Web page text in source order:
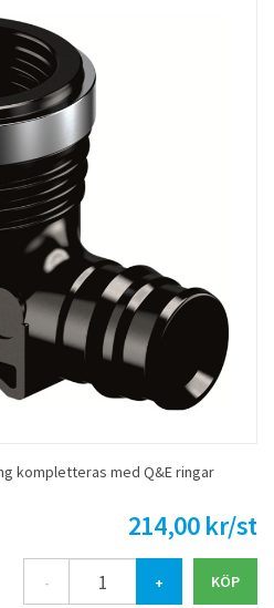
kompletteras med Q&E ringar
214,00 kr/st
- +